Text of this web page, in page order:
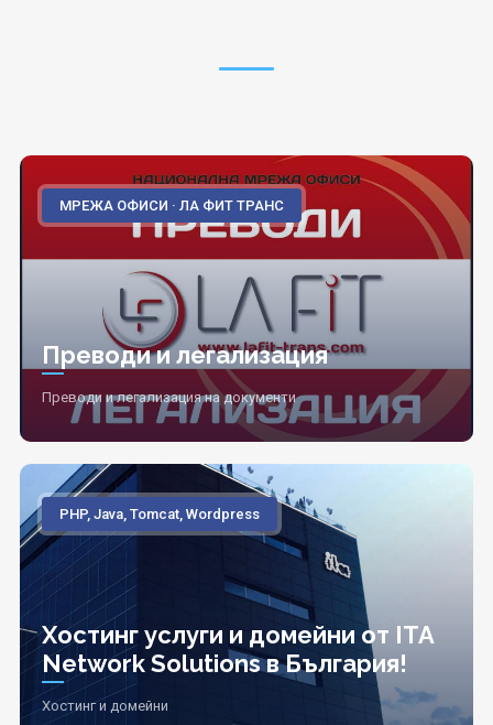
МРЕЖА ОФИСИ · ЛА ФИТ ТРАНС
Преводи и легализация
Преводи и легализация на документи
PHP, Java, Tomcat, Wordpress
Хостинг услуги и домейни от ITA
Network Solutions в България!
Хостинг и домейни